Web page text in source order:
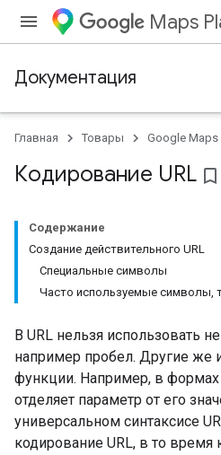
Maps
Документация
Главная Товары Google Maps
Кодирование URL bookmark_border
Содержание
Создание действительного URL
Специальные символы
Часто используемые символы,
В URL нельзя использовать
например пробел. Другие
функции. Например, в
отделяет параметр от его
универсальном синтаксисе
кодирование URL, в то